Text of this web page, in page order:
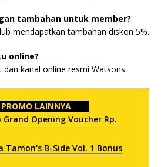
tambahan untuk member?
mendapatkan tambahan diskon 5%.
online?
kanal online resmi Watsons.
LAINNYA
Opening Voucher Rp.
Tamon's B-Side Vol. 1 Bonus